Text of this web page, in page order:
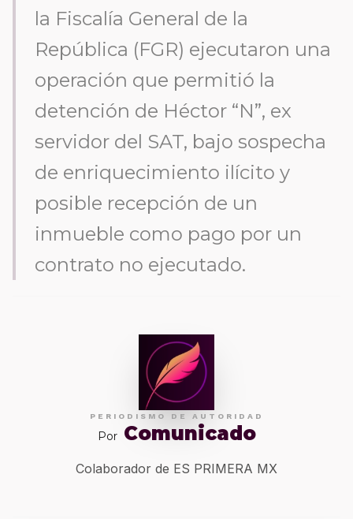
la Fiscalía General de la
República (FGR) ejecutaron una
operación que permitió la
detención de Héctor “N”, ex
servidor del SAT, bajo sospecha
de enriquecimiento ilícito y
posible recepción de un
inmueble como pago por un
contrato no ejecutado.
PERIODISMO DE AUTORIDAD
Por Comunicado
Colaborador de ES PRIMERA MX